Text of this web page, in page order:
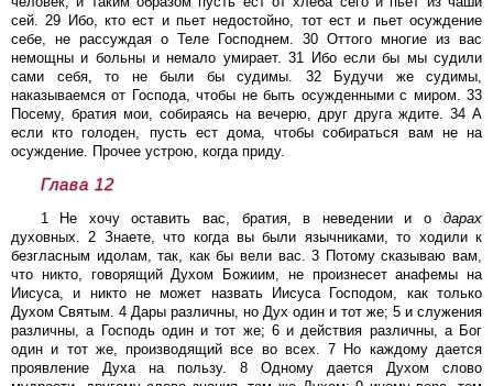
сей. 29 Ибо, кто ест и пьет недостойно, тот ест и пьет осуждение
себе, не рассуждая о Теле Господнем. 30 Оттого многие из вас
немощны и больны и немало умирает. 31 Ибо если бы мы судили
сами себя, то не были бы судимы. 32 Будучи же судимы,
наказываемся от Господа, чтобы не быть осужденными с миром. 33
Посему, братия мои, собираясь на вечерю, друг друга ждите. 34 А
если кто голоден, пусть ест дома, чтобы собираться вам не на
осуждение. Прочее устрою, когда приду.
Глава 12
1 Не хочу оставить вас, братия, в неведении и о дарах
духовных. 2 Знаете, что когда вы были язычниками, то ходили к
безгласным идолам, так, как бы вели вас. 3 Потому сказываю вам,
что никто, говорящий Духом Божиим, не произнесет анафемы на
Иисуса, и никто не может назвать Иисуса Господом, как только
Духом Святым. 4 Дары различны, но Дух один и тот же; 5 и служения
различны, а Господь один и тот же; 6 и действия различны, а Бог
один и тот же, производящий все во всех. 7 Но каждому дается
проявление Духа на пользу. 8 Одному дается Духом слово